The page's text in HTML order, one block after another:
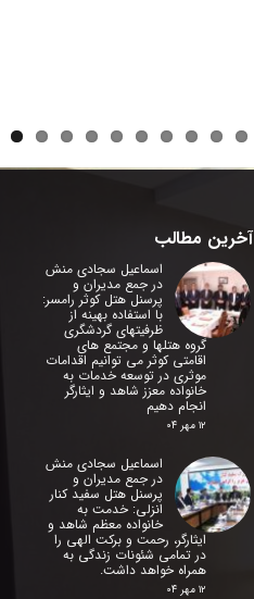
آخرین مطالب
اسماعیل سجادی منش
در جمع مدیران و
پرسنل هتل کوثر رامسر:
با استفاده بهینه از
ظرفیتهای گردشگری
گروه هتلها و مجتمع های
اقامتی کوثر می توانیم اقدامات
موثری در توسعه خدمات به
خانواده معزز شاهد و ایثارگر
انجام دهیم
۱۲ مهر ۰۴
اسماعیل سجادی منش
در جمع مدیران و
پرسنل هتل سفید کنار
انزلی: خدمت به
خانواده معظم شاهد و
ایثارگر، رحمت و برکت الهی را
در تمامی شئونات زندگی به
همراه خواهد داشت.
۱۲ مهر ۰۴